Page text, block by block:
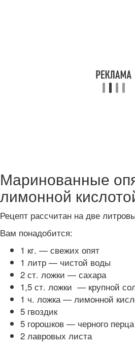
Маринованные
лимонной
Рецепт рассчитан на две
Вам понадобится:
1 кг. — свежих опят
1 литр — чистой воды
2 ст. ложки — сахара
1,5 ст. ложки — крупной
1 ч. ложка — лимонной
5 гвоздик
5 горошков — черного перца
2 лавровых листа